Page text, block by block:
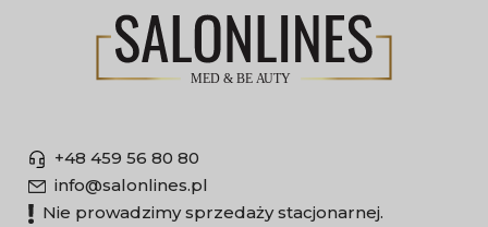
+48 459 56 80 80
info@salonlines.pl
Nie prowadzimy sprzedaży stacjonarnej.